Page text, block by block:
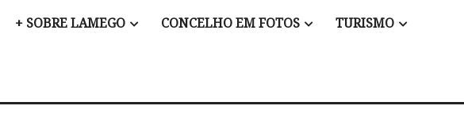
+ SOBRE LAMEGO CONCELHO EM FOTOS TURISMO